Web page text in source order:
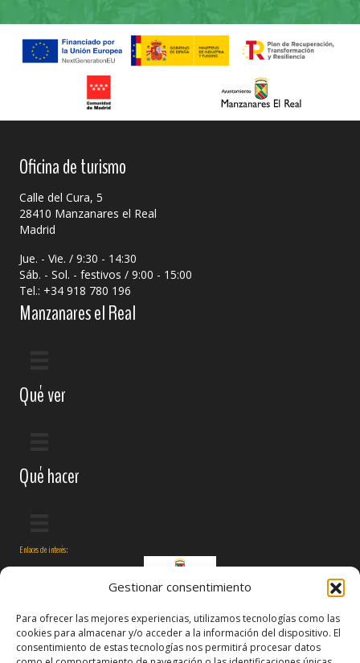
Gestionar consentimiento
Para ofrecer las mejores experiencias, utilizamos tecnologías como las
cookies para almacenar y/o acceder a la información del dispositivo. El
consentimiento de estas tecnologías nos permitirá procesar datos
Oficina de turismo
Calle del Cura, 5
28410 Manzanares el Real
Madrid
Jue. - Vie. / 9:30 - 14:30
Sáb. - Sol. - festivos / 9:00 - 15:00
Tel.: +34 918 780 196
Manzanares el Real
Qué ver
Qué hacer
Enlaces de interés: